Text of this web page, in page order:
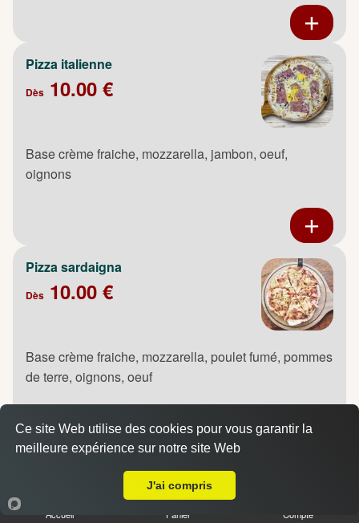
Pizza italienne
Dès 10.00 €
Base crème fraiche, mozzarella, jambon, oeuf,
oignons
Pizza sardaigna
Dès 10.00 €
Base crème fraiche, mozzarella, poulet fumé, pommes
de terre, oignons, oeuf
Accueil Panier Compte
Ce site Web utilise des cookies pour vous garantir la
meilleure expérience sur notre site Web
J'ai compris